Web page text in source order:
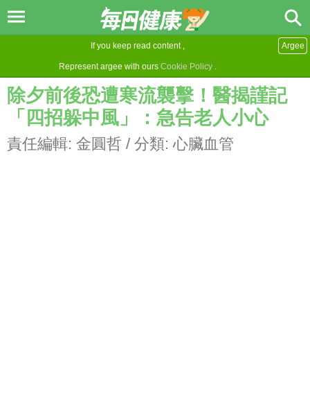
If you keep read content ,
Represent argee with ours Cookie Policy .
Argee
除夕前後恐遭寒流襲擊！醫揭謹記
「四招躲中風」：急告老人小心
責任編輯: 金圓哲 / 分類: 心臟血管